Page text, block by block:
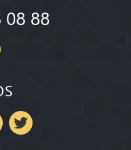
08 88